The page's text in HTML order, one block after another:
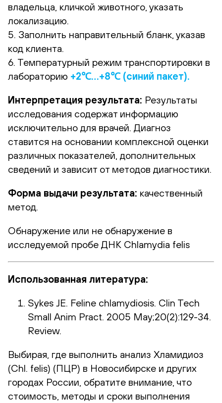
владельца, кличкой животного, указать
локализацию.
5. Заполнить направительный бланк, указав
код клиента.
6. Температурный режим транспортировки в
лабораторию +2℃…+8℃ (синий пакет).
Интерпретация результата: Результаты
исследования содержат информацию
исключительно для врачей. Диагноз
ставится на основании комплексной оценки
различных показателей, дополнительных
сведений и зависит от методов диагностики.
Форма выдачи результата: качественный
метод.
Обнаружение или не обнаружение в
исследуемой пробе ДНК Chlamydia felis
Использованная литература:
Sykes JE. Feline chlamydiosis. Clin Tech
Small Anim Pract. 2005 May;20(2):129-34.
Review.
Выбирая, где выполнить анализ Хламидиоз
(Chl. felis) (ПЦР) в Новосибирске и других
городах России, обратите внимание, что
стоимость, методы и сроки выполнения